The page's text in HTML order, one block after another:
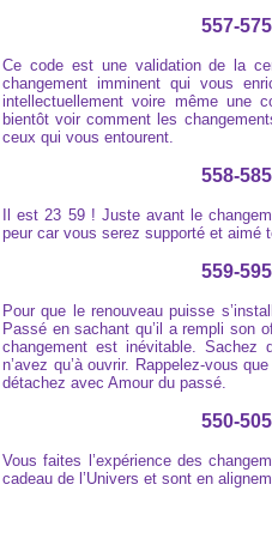
557-
Ce code est une validation de la
changement imminent qui vous
intellectuellement voire même une
bientôt voir comment les
ceux qui vous entourent.
558-
Il est 23 59 ! Juste avant le
peur car vous serez supporté et aimé
559-
Pour que le renouveau puisse
Passé en sachant qu’il a rempli son
changement est inévitable.
n’avez qu’à ouvrir. Rappelez-vous
détachez avec Amour du passé.
550-
Vous faites l’expérience des
cadeau de l’Univers et sont en